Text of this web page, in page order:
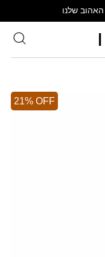
CONTENTשלנו
21% OFF